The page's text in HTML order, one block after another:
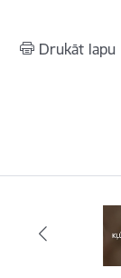
Drukāt lapu